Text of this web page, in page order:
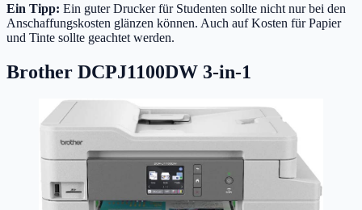
Ein Tipp: Ein guter Drucker für Studenten sollte nicht nur bei den
Anschaffungskosten glänzen können. Auch auf Kosten für Papier
und Tinte sollte geachtet werden.
Brother DCPJ1100DW 3-in-1